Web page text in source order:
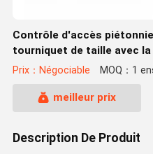
Contrôle d'accès
tourniquet de taille avec
coup/l'entrée/Eixt
Prix：Négociable MOQ：1
meilleur prix
Description De Produit